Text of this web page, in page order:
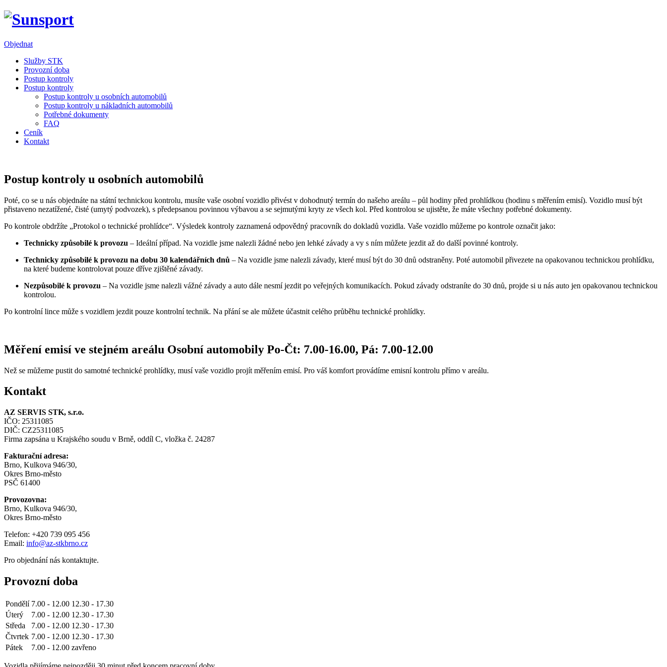
Objednat
Služby STK
Provozní doba
Postup kontroly
Postup kontroly
Postup kontroly u osobních automobilů
Postup kontroly u nákladních automobilů
Potřebné dokumenty
FAQ
Ceník
Kontakt
Postup kontroly u osobních automobilů
Poté, co se u nás objednáte na státní technickou kontrolu, musíte vaše osobní vozidlo přivést v dohodnutý termín do našeho areálu – půl hodiny před prohlídkou (hodinu s měřením emisí). Vozidlo musí být
přistaveno nezatížené, čisté (umytý podvozek), s předepsanou povinnou výbavou a se sejmutými kryty ze všech kol. Před kontrolou se ujistěte, že máte všechny potřebné dokumenty.
Po kontrole obdržíte „Protokol o technické prohlídce“. Výsledek kontroly zaznamená odpovědný pracovník do dokladů vozidla. Vaše vozidlo můžeme po kontrole označit jako:
Technicky způsobilé k provozu – Ideální případ. Na vozidle jsme nalezli žádné nebo jen lehké závady a vy s ním můžete jezdit až do další povinné kontroly.
Technicky způsobilé k provozu na dobu 30 kalendářních dnů – Na vozidle jsme nalezli závady, které musí být do 30 dnů odstraněny. Poté automobil přivezete na opakovanou technickou prohlídku,
na které budeme kontrolovat pouze dříve zjištěné závady.
Nezpůsobilé k provozu – Na vozidle jsme nalezli vážné závady a auto dále nesmí jezdit po veřejných komunikacích. Pokud závady odstraníte do 30 dnů, projde si u nás auto jen opakovanou technickou
kontrolou.
Po kontrolní lince může s vozidlem jezdit pouze kontrolní technik. Na přání se ale můžete účastnit celého průběhu technické prohlídky.
Měření emisí ve stejném areálu Osobní automobily Po-Čt: 7.00-16.00, Pá: 7.00-12.00
Než se můžeme pustit do samotné technické prohlídky, musí vaše vozidlo projít měřením emisí. Pro váš komfort provádíme emisní kontrolu přímo v areálu.
Kontakt
AZ SERVIS STK, s.r.o.
IČO: 25311085
DIČ: CZ25311085
Firma zapsána u Krajského soudu v Brně, oddíl C, vložka č. 24287
Fakturační adresa:
Brno, Kulkova 946/30,
Okres Brno-město
PSČ 61400
Provozovna:
Brno, Kulkova 946/30,
Okres Brno-město
Telefon: +420 739 095 456
Email: info@az-stkbrno.cz
Pro objednání nás kontaktujte.
Provozní doba
Pondělí 7.00 - 12.00 12.30 - 17.30
Úterý
7.00 - 12.00 12.30 - 17.30
Středa
7.00 - 12.00 12.30 - 17.30
Čtvrtek 7.00 - 12.00 12.30 - 17.30
Pátek
7.00 - 12.00 zavřeno